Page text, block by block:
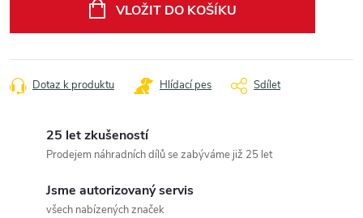
VLOŽIT DO KOŠÍKU
Dotaz k produktu Hlídací pes Sdílet
25 let zkušeností
Prodejem náhradních dílů se zabýváme již 25 let
Jsme autorizovaný servis
všech nabízených značek